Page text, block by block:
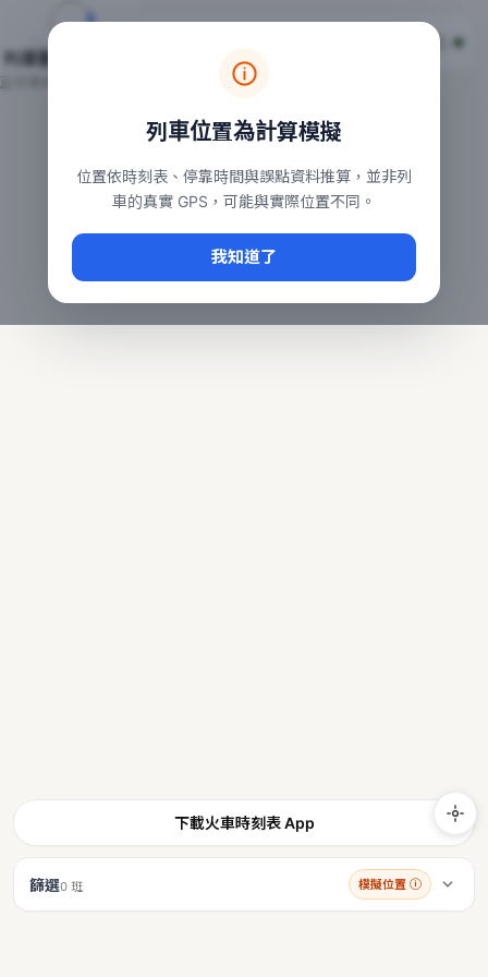
台鐵列車即時位置地圖
本頁顯示目前全台鐵運行中的列車位置，涵蓋自強、普悠瑪、
常用查詢：
、台中車站即時動態
台鐵即時動態
下載火車時刻表 App
篩選0 班 模擬位置 ⓘ
列車位置為計算模擬
位置依時刻表、停靠時間與誤點資料推算，並非列
車的真實 GPS，可能與實際位置不同。
我知道了
列車動態載入中…